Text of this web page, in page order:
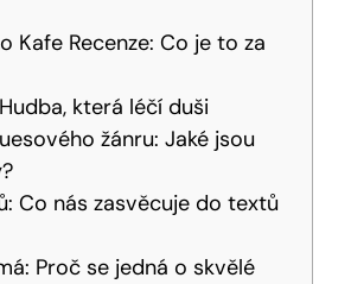
Kafe Recenze: Co je to za
která léčí duši
žánru: Jaké jsou
Co nás zasvěcuje do textů
Proč se jedná o skvělé